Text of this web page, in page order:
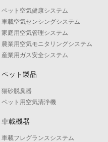
ペット空気健康システム
車載空気センシングシステム
家庭用空気管理システム
農業用空気モニタリングシステム
産業用ガス安全システム
ペット製品
猫砂脱臭器
ペット用空気清浄機
車載機器
車載フレグランスシステム